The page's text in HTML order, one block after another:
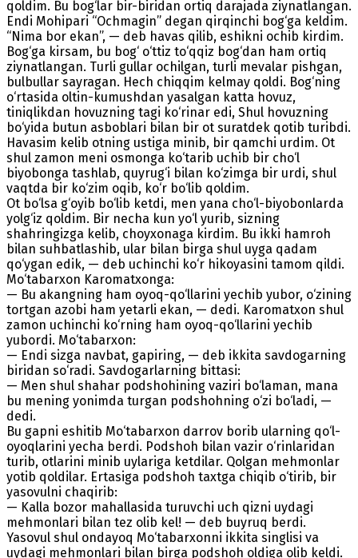
qoldim. Bu bog‘lar bir-biridan ortiq darajada ziynatlangan.
Endi Mohipari “Ochmagin” degan qirqinchi bog‘ga keldim.
“Nima bor ekan”, — deb havas qilib, eshikni ochib kirdim.
Bog‘ga kirsam, bu bog‘ o‘ttiz to‘qqiz bog‘dan ham ortiq
ziynatlangan. Тurli gullar ochilgan, turli mevalar pishgan,
bulbullar sayragan. Hech chiqqim kelmay qoldi. Bog‘ning
o‘rtasida oltin-kumushdan yasalgan katta hovuz,
tiniqlikdan hovuzning tagi ko‘rinar edi, Shul hovuzning
bo‘yida butun asboblari bilan bir ot suratdek qotib turibdi.
Havasim kelib otning ustiga minib, bir qamchi urdim. Ot
shul zamon meni osmonga ko‘tarib uchib bir cho‘l
biyobonga tashlab, quyrug‘i bilan ko‘zimga bir urdi, shul
vaqtda bir ko‘zim oqib, ko‘r bo‘lib qoldim.
Ot bo‘lsa g‘oyib bo‘lib ketdi, men yana cho‘l-biyobonlarda
yolg‘iz qoldim. Bir necha kun yo‘l yurib, sizning
shahringizga kelib, choyxonaga kirdim. Bu ikki hamroh
bilan suhbatlashib, ular bilan birga shul uyga qadam
qo‘ygan edik, — deb uchinchi ko‘r hikoyasini tamom qildi.
Mo‘tabarxon Karomatxonga:
— Bu akangning ham oyoq-qo‘llarini yechib yubor, o‘zining
tortgan azobi ham yetarli ekan, — dedi. Karomatxon shul
zamon uchinchi ko‘rning ham oyoq-qo‘llarini yechib
yubordi. Mo‘tabarxon:
— Endi sizga navbat, gapiring, — deb ikkita savdogarning
biridan so‘radi. Savdogarlarning bittasi:
— Men shul shahar podshohining vaziri bo‘laman, mana
bu mening yonimda turgan podshohning o‘zi bo‘ladi, —
dedi.
Bu gapni eshitib Mo‘tabarxon darrov borib ularning qo‘l-
oyoqlarini yecha berdi. Podshoh bilan vazir o‘rinlaridan
turib, otlarini minib uylariga ketdilar. Qolgan mehmonlar
yotib qoldilar. Ertasiga podshoh taxtga chiqib o‘tirib, bir
yasovulni chaqirib:
— Kalla bozor mahallasida turuvchi uch qizni uydagi
mehmonlari bilan tez olib kel! — deb buyruq berdi.
Yasovul shul ondayoq Mo‘tabarxonni ikkita singlisi va
uydagi mehmonlari bilan birga podshoh oldiga olib keldi.